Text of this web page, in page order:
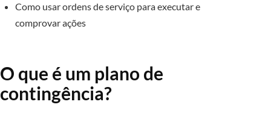
Como usar ordens de serviço para executar e
comprovar ações
O que é um plano de
contingência?